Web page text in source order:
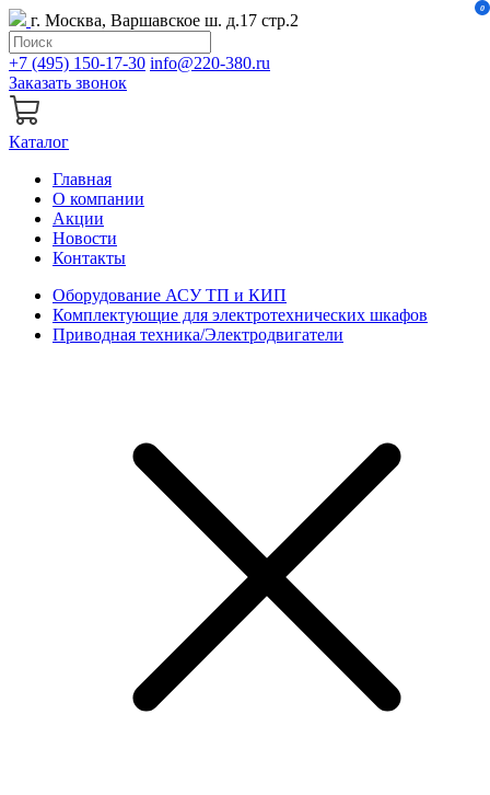
г. Москва, Варшавское ш. д.17 стр.2
+7 (495) 150-17-30 info@220-380.ru
Заказать звонок
0
Каталог
Главная
О компании
Акции
Новости
Контакты
Оборудование АСУ ТП и КИП
Комплектующие для электротехнических шкафов
Приводная техника/Электродвигатели